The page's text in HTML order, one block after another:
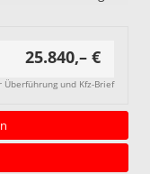
25.840,– €
und Kfz-Brief